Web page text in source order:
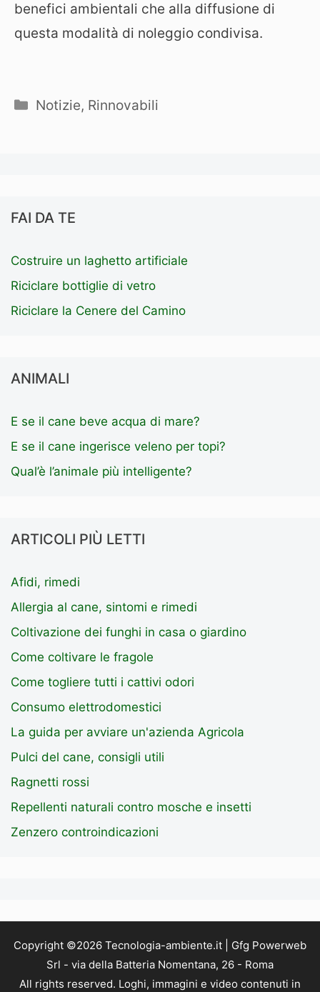
benefici ambientali che alla diffusione di
questa modalità di noleggio condivisa.
Categorie
Notizie, Rinnovabili
FAI DA TE
Costruire un laghetto artificiale
Riciclare bottiglie di vetro
Riciclare la Cenere del Camino
ANIMALI
E se il cane beve acqua di mare?
E se il cane ingerisce veleno per topi?
Qual’è l’animale più intelligente?
ARTICOLI PIÙ LETTI
Afidi, rimedi
Allergia al cane, sintomi e rimedi
Coltivazione dei funghi in casa o giardino
Come coltivare le fragole
Come togliere tutti i cattivi odori
Consumo elettrodomestici
La guida per avviare un'azienda Agricola
Pulci del cane, consigli utili
Ragnetti rossi
Repellenti naturali contro mosche e insetti
Zenzero controindicazioni
Copyright ©2026 Tecnologia-ambiente.it | Gfg Powerweb
Srl - via della Batteria Nomentana, 26 - Roma
All rights reserved. Loghi, immagini e video contenuti in